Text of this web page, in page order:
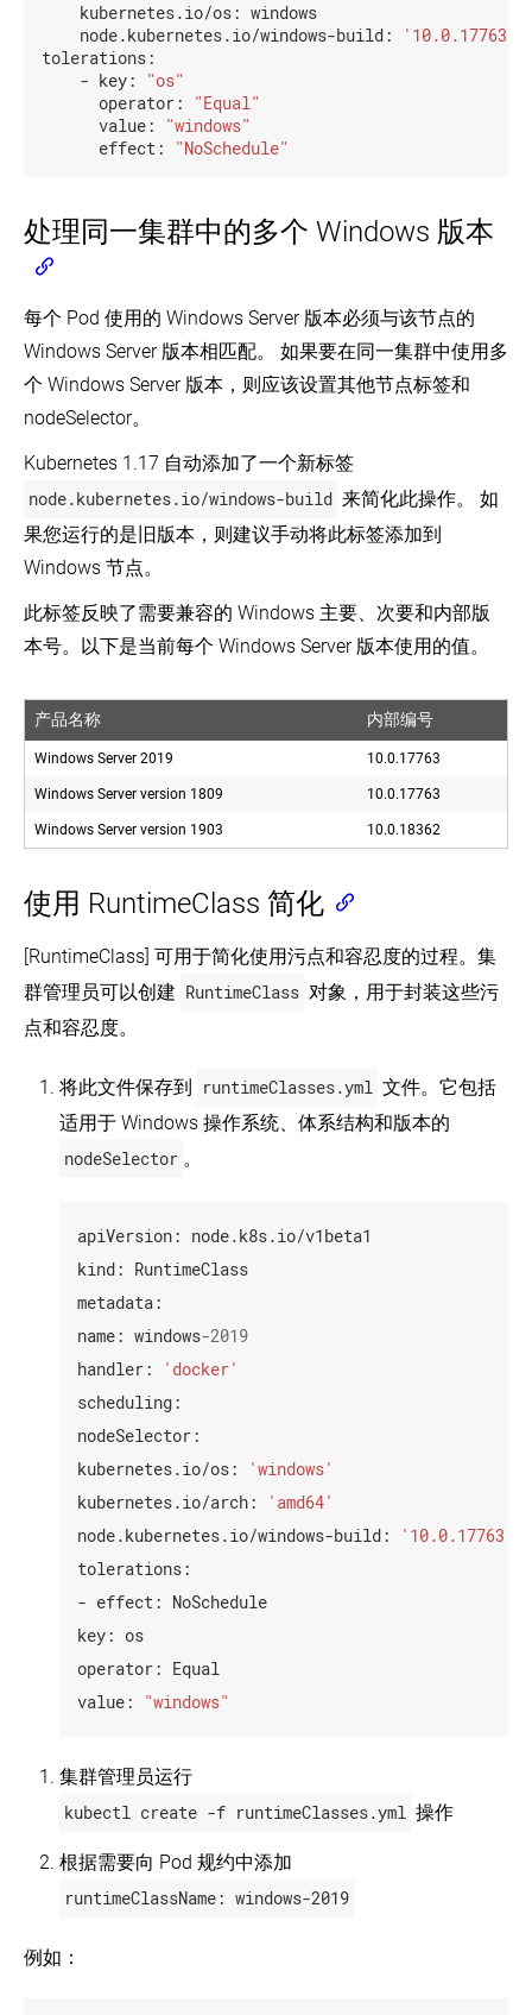
kubernetes.io/os: windows
node.kubernetes.io/windows-build:
'10.0.17763'
tolerations:
- key:
"os"
operator:
"Equal"
value:
"windows"
effect:
"NoSchedule"
处理同一集群中的多个 Windows 版本
每个 Pod 使用的 Windows Server 版本必须与该节点的
Windows Server 版本相匹配。 如果要在同一集群中使用多
个 Windows Server 版本，则应该设置其他节点标签和
nodeSelector。
Kubernetes 1.17 自动添加了一个新标签
node.kubernetes.io/windows-build 来简化此操作。 如
果您运行的是旧版本，则建议手动将此标签添加到
Windows 节点。
此标签反映了需要兼容的 Windows 主要、次要和内部版
本号。以下是当前每个 Windows Server 版本使用的值。
产品名称 内部编号
Windows Server 2019 10.0.17763
Windows Server version 1809 10.0.17763
Windows Server version 1903 10.0.18362
使用 RuntimeClass 简化
[RuntimeClass] 可用于简化使用污点和容忍度的过程。集
群管理员可以创建 RuntimeClass 对象，用于封装这些污
点和容忍度。
将此文件保存到 runtimeClasses.yml 文件。它包括
适用于 Windows 操作系统、体系结构和版本的
nodeSelector 。
apiVersion: node.k8s.io/v1beta1
kind: RuntimeClass
metadata:
name: windows-2019
handler:
'docker'
scheduling:
nodeSelector:
kubernetes.io/os:
'windows'
kubernetes.io/arch:
'amd64'
node.kubernetes.io/windows-build:
'10.0.17763'
tolerations:
- effect: NoSchedule
key: os
operator: Equal
value:
"windows"
集群管理员运行
kubectl create -f runtimeClasses.yml 操作
根据需要向 Pod 规约中添加
runtimeClassName: windows-2019
例如：